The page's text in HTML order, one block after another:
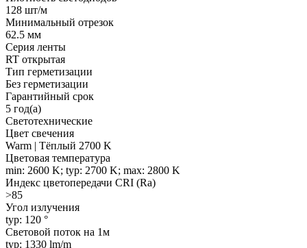
128 шт/м
Минимальный отрезок
62.5 мм
Серия ленты
RT открытая
Тип герметизации
Без герметизации
Гарантийный срок
5 год(а)
Светотехнические
Цвет свечения
Warm | Тёплый 2700 K
Цветовая температура
min: 2600 K; typ: 2700 K; max: 2800 K
Индекс цветопередачи CRI (Ra)
>85
Угол излучения
typ: 120 °
Световой поток на 1м
typ: 1330 lm/m